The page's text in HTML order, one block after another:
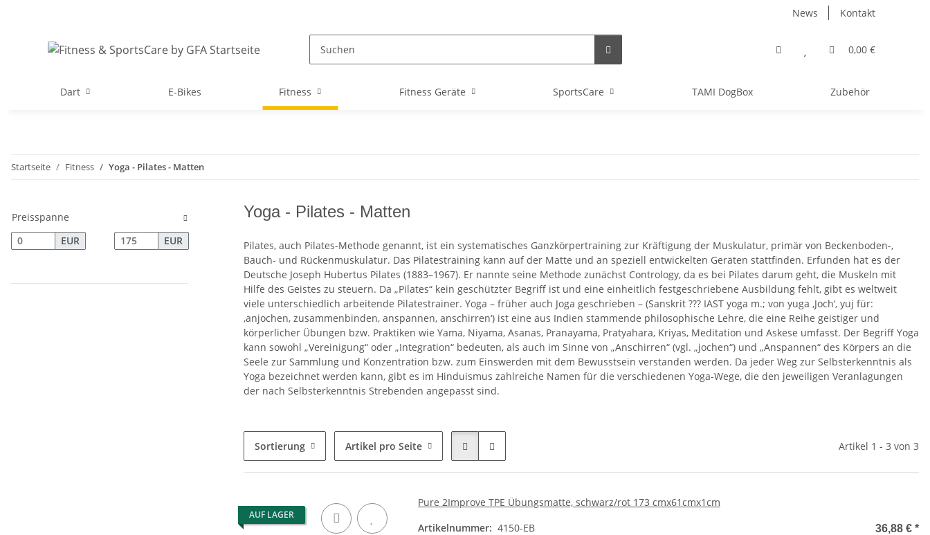
News Kontakt
0,00 €
Dart E-Bikes Fitness Fitness Geräte SportsCare TAMI DogBox Zubehör
Startseite Fitness Yoga - Pilates - Matten
Yoga - Pilates - Matten
Pilates, auch Pilates-Methode genannt, ist ein systematisches Ganzkörpertraining zur Kräftigung der Muskulatur, primär von Beckenboden-,
Bauch- und Rückenmuskulatur. Das Pilatestraining kann auf der Matte und an speziell entwickelten Geräten stattfinden. Erfunden hat es der
Deutsche Joseph Hubertus Pilates (1883–1967). Er nannte seine Methode zunächst Contrology, da es bei Pilates darum geht, die Muskeln mit
Hilfe des Geistes zu steuern. Da „Pilates“ kein geschützter Begriff ist und eine einheitlich festgeschriebene Ausbildung fehlt, gibt es weltweit
viele unterschiedlich arbeitende Pilatestrainer. Yoga – früher auch Joga geschrieben – (Sanskrit ??? IAST yoga m.; von yuga ‚Joch‘, yuj für:
‚anjochen, zusammenbinden, anspannen, anschirren‘) ist eine aus Indien stammende philosophische Lehre, die eine Reihe geistiger und
körperlicher Übungen bzw. Praktiken wie Yama, Niyama, Asanas, Pranayama, Pratyahara, Kriyas, Meditation und Askese umfasst. Der Begriff Yoga
kann sowohl „Vereinigung“ oder „Integration“ bedeuten, als auch im Sinne von „Anschirren“ (vgl. „jochen“) und „Anspannen“ des Körpers an die
Seele zur Sammlung und Konzentration bzw. zum Einswerden mit dem Bewusstsein verstanden werden. Da jeder Weg zur Selbsterkenntnis als
Yoga bezeichnet werden kann, gibt es im Hinduismus zahlreiche Namen für die verschiedenen Yoga-Wege, die den jeweiligen Veranlagungen
der nach Selbsterkenntnis Strebenden angepasst sind.
Sortierung Artikel pro Seite Artikel 1 - 3 von 3
AUF LAGER
Pure 2Improve TPE Übungsmatte, schwarz/rot 173 cmx61cmx1cm
Artikelnummer: 4150-EB
36,88 € *
Preisspanne
EUR
EUR